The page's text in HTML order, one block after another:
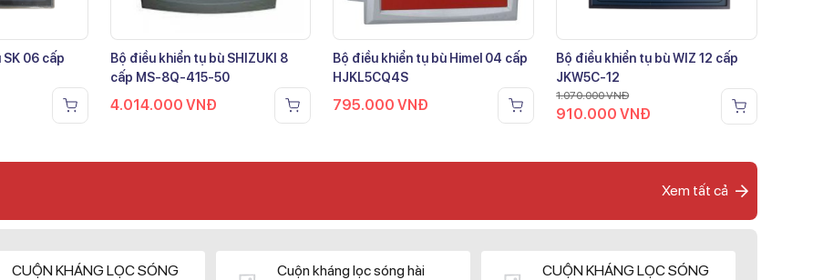
SK 06 cấp
Bộ điều khiển tụ bù SHIZUKI 8
cấp MS-8Q-415-50
4.014.000 VNĐ
Bộ điều khiển tụ bù Himel 04 cấp
HJKL5CQ4S
795.000VNĐ
Bộ điều khiển tụ bù WIZ 12 cấp
JKW5C-12
1.070.000VNĐ
910.000VNĐ
Xem tất cả
CUỘN KHÁNG LỌC SÓNG
Cuộn kháng lọc sóng hài
CUỘN KHÁNG LỌC SÓNG